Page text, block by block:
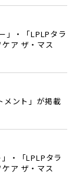
」・「LPLPタラ
ア ザ・マス
メント」が掲載
・「LPLPタラ
ア ザ・マス